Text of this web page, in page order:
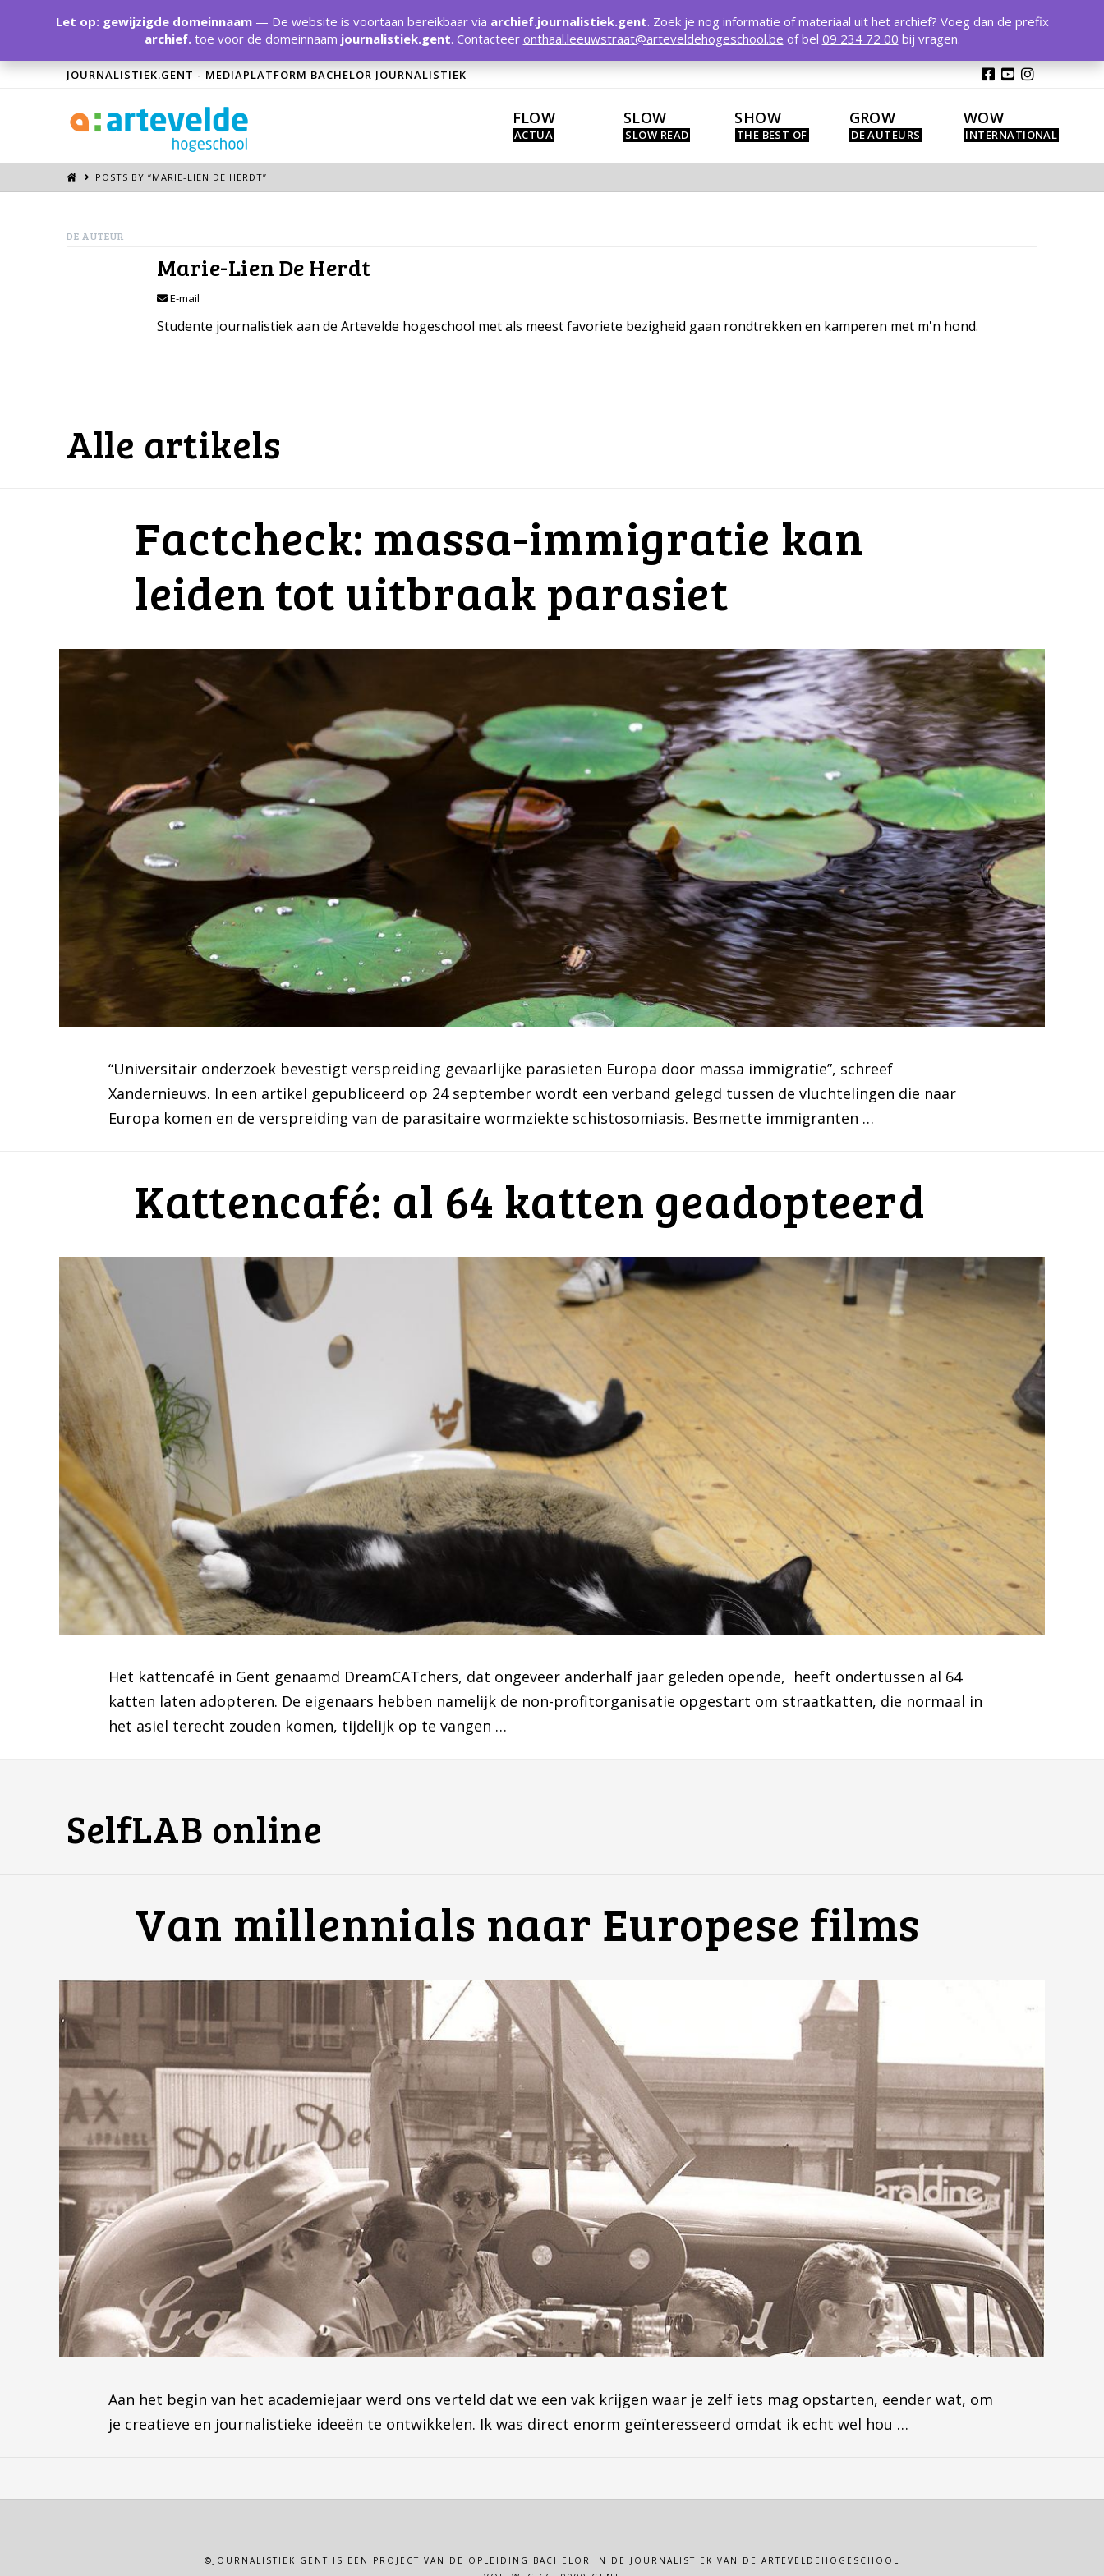
JOURNALISTIEK.GENT - MEDIAPLATFORM BACHELOR JOURNALISTIEK
FLOW SLOW SHOW GROW WOW
POSTS BY “MARIE-LIEN DE HERDT”
DE AUTEUR
Marie-Lien De Herdt
E-mail
Studente journalistiek aan de Artevelde hogeschool met als meest favoriete bezigheid gaan rondtrekken en kamperen met m'n hond.
Alle artikels
Factcheck: massa-immigratie kan
leiden tot uitbraak parasiet
“Universitair onderzoek bevestigt verspreiding gevaarlijke parasieten Europa door massa immigratie”, schreef
Xandernieuws. In een artikel gepubliceerd op 24 september wordt een verband gelegd tussen de vluchtelingen die naar
Europa komen en de verspreiding van de parasitaire wormziekte schistosomiasis. Besmette immigranten …
Kattencafé: al 64 katten geadopteerd
Het kattencafé in Gent genaamd DreamCATchers, dat ongeveer anderhalf jaar geleden opende, heeft ondertussen al 64
katten laten adopteren. De eigenaars hebben namelijk de non-profitorganisatie opgestart om straatkatten, die normaal in
het asiel terecht zouden komen, tijdelijk op te vangen …
SelfLAB online
Van millennials naar Europese films
Aan het begin van het academiejaar werd ons verteld dat we een vak krijgen waar je zelf iets mag opstarten, eender wat, om
je creatieve en journalistieke ideeën te ontwikkelen. Ik was direct enorm geïnteresseerd omdat ik echt wel hou …
©JOURNALISTIEK.GENT IS EEN PROJECT VAN DE OPLEIDING BACHELOR IN DE JOURNALISTIEK VAN DE ARTEVELDEHOGESCHOOL
Let op: gewijzigde domeinnaam— De website is voortaan bereikbaar via archief.journalistiek.gent. Zoek je nog informatie of materiaal uit het archief? Voeg dan de prefix
archief.toe voor de domeinnaam journalistiek.gent. Contacteer onthaal.leeuwstraat@arteveldehogeschool.be of bel 09 234 72 00 bij vragen.